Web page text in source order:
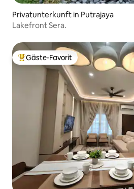
Privatunterkunft in Putrajaya
Lakefront Sera.
Beliebter Gäste-Favorit.
Gäste-Favorit